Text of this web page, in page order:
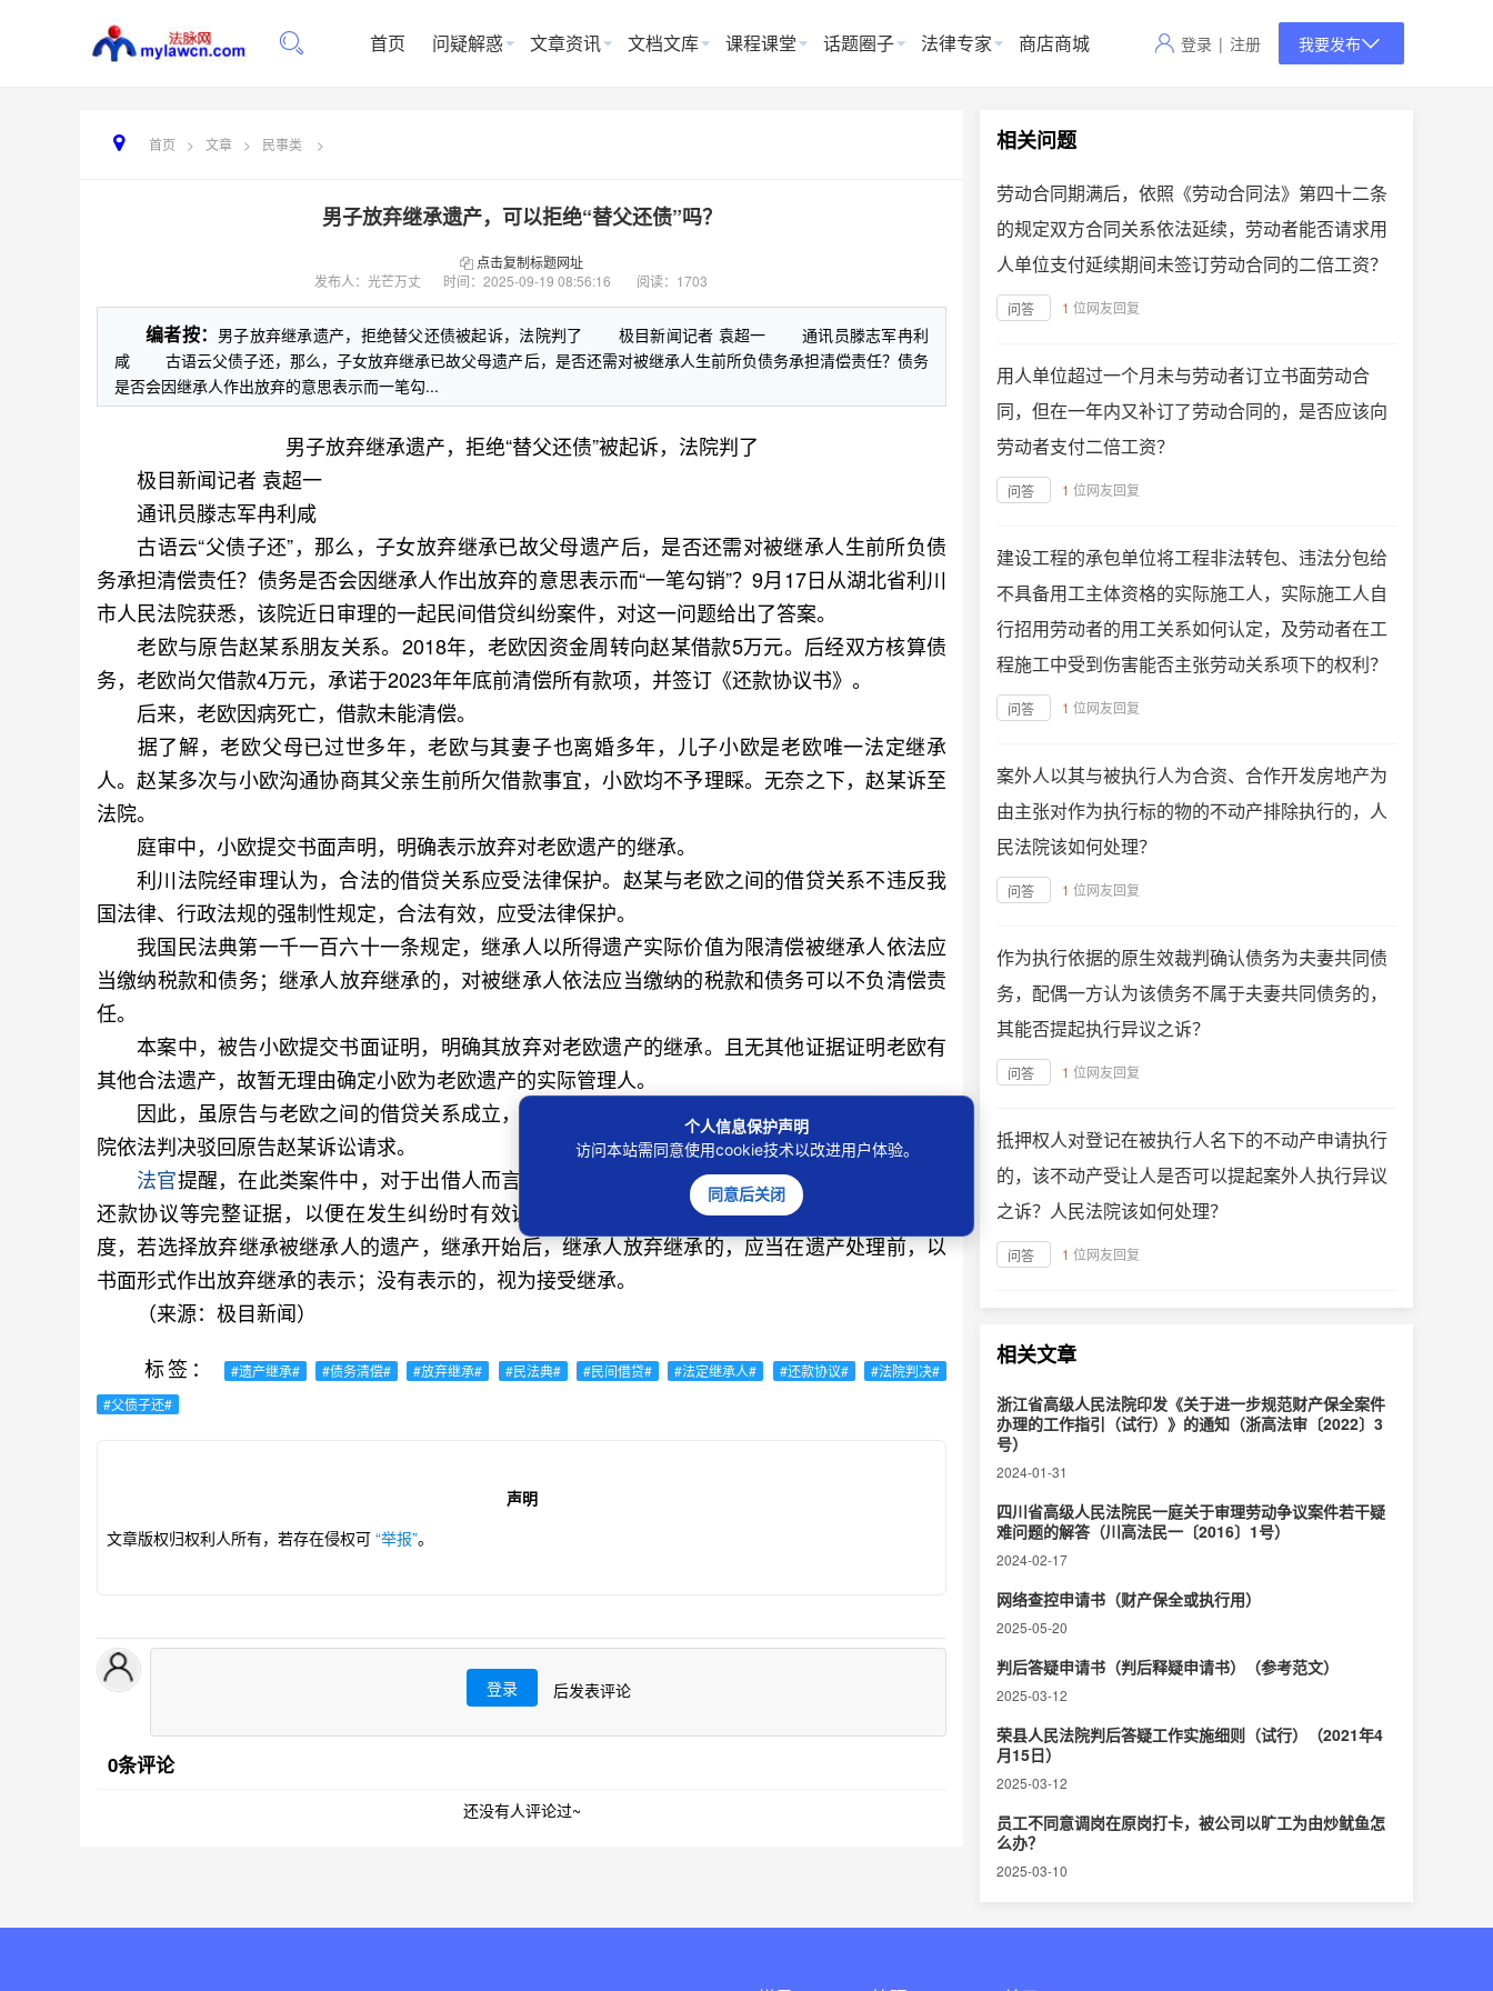
首页 问疑解惑 文章资讯 文档文库 课程课堂 话题圈子 法律专家 商店商城 登录 | 注册 我要发布
首页 > 文章 > 民事类 >
男子放弃继承遗产，可以拒绝“替父还债”吗？
点击复制标题网址
发布人：光芒万丈
时间： 2025-09-19 08:56:16 阅读：1703
编者按： 男子放弃继承遗产，拒绝替父还债被起诉，法院判了 极目新闻记者 袁超一 通讯员滕志军冉利
咸 古语云父债子还，那么，子女放弃继承已故父母遗产后，是否还需对被继承人生前所负债务承担清偿责任？债务
是否会因继承人作出放弃的意思表示而一笔勾...
男子放弃继承遗产，拒绝“替父还债”被起诉，法院判了
极目新闻记者 袁超一
通讯员滕志军冉利咸
古语云“父债子还”，那么，子女放弃继承已故父母遗产后，是否还需对被继承人生前所负债
务承担清偿责任？债务是否会因继承人作出放弃的意思表示而“一笔勾销”？9月17日从湖北省利川
市人民法院获悉，该院近日审理的一起民间借贷纠纷案件，对这一问题给出了答案。
老欧与原告赵某系朋友关系。2018年，老欧因资金周转向赵某借款5万元。后经双方核算债
务，老欧尚欠借款4万元，承诺于2023年年底前清偿所有款项，并签订《还款协议书》。
后来，老欧因病死亡，借款未能清偿。
据了解，老欧父母已过世多年，老欧与其妻子也离婚多年，儿子小欧是老欧唯一法定继承
人。赵某多次与小欧沟通协商其父亲生前所欠借款事宜，小欧均不予理睬。无奈之下，赵某诉至
法院。
庭审中，小欧提交书面声明，明确表示放弃对老欧遗产的继承。
利川法院经审理认为，合法的借贷关系应受法律保护。赵某与老欧之间的借贷关系不违反我
国法律、行政法规的强制性规定，合法有效，应受法律保护。
我国民法典第一千一百六十一条规定，继承人以所得遗产实际价值为限清偿被继承人依法应
当缴纳税款和债务；继承人放弃继承的，对被继承人依法应当缴纳的税款和债务可以不负清偿责
任。
本案中，被告小欧提交书面证明，明确其放弃对老欧遗产的继承。且无其他证据证明老欧有
其他合法遗产，故暂无理由确定小欧为老欧遗产的实际管理人。
因此，虽原告与老欧之间的借贷关系成立，但小欧无需对其父生前债务承担清偿责任。故法
院依法判决驳回原告赵某诉讼请求。
法官提醒，在此类案件中，对于出借人而言，在借贷关系中，要明确留存借条、转款凭证、
还款协议等完整证据，以便在发生纠纷时有效证明借贷关系，维护自身债权；而站在继承人角
度，若选择放弃继承被继承人的遗产，继承开始后，继承人放弃继承的，应当在遗产处理前，以
书面形式作出放弃继承的表示；没有表示的，视为接受继承。
（来源：极目新闻）
标签：
#遗产继承# #债务清偿# #放弃继承# #民法典# #民间借贷# #法定继承人# #还款协议#
#法院判决#
#父债子还#
声明
文章版权归权利人所有，若存在侵权可 “举报”。
登录 后发表评论
0条评论
还没有人评论过~
相关问题
劳动合同期满后，依照《劳动合同法》第四十二条
的规定双方合同关系依法延续，劳动者能否请求用
人单位支付延续期间未签订劳动合同的二倍工资？
问答 1 位网友回复
用人单位超过一个月未与劳动者订立书面劳动合
同，但在一年内又补订了劳动合同的，是否应该向
劳动者支付二倍工资？
问答 1 位网友回复
建设工程的承包单位将工程非法转包、违法分包给
不具备用工主体资格的实际施工人，实际施工人自
行招用劳动者的用工关系如何认定，及劳动者在工
程施工中受到伤害能否主张劳动关系项下的权利？
问答 1 位网友回复
案外人以其与被执行人为合资、合作开发房地产为
由主张对作为执行标的物的不动产排除执行的，人
民法院该如何处理？
问答 1 位网友回复
作为执行依据的原生效裁判确认债务为夫妻共同债
务，配偶一方认为该债务不属于夫妻共同债务的，
其能否提起执行异议之诉？
问答 1 位网友回复
抵押权人对登记在被执行人名下的不动产申请执行
的，该不动产受让人是否可以提起案外人执行异议
之诉？人民法院该如何处理？
问答 1 位网友回复
相关文章
浙江省高级人民法院印发《关于进一步规范财产保全案件
办理的工作指引（试行）》的通知（浙高法审〔2022〕3
号）
2024-01-31
四川省高级人民法院民一庭关于审理劳动争议案件若干疑
难问题的解答（川高法民一〔2016〕1号）
2024-02-17
网络查控申请书（财产保全或执行用）
2025-05-20
判后答疑申请书（判后释疑申请书）（参考范文）
2025-03-12
荣县人民法院判后答疑工作实施细则（试行）（2021年4
月15日）
2025-03-12
员工不同意调岗在原岗打卡，被公司以旷工为由炒鱿鱼怎
么办？
2025-03-10
个人信息保护声明
访问本站需同意使用cookie技术以改进用户体验。
同意后关闭